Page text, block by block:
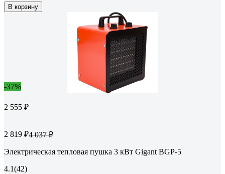
В корзину
-37%
2 555 ₽
2 819 ₽4 037 ₽
Электрическая тепловая пушка 3 кВт Gigant BGP-5
4.1(42)